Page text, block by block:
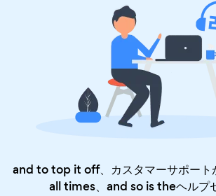
and to top it off、カスタマーサポート
all times、and so is theヘルプ